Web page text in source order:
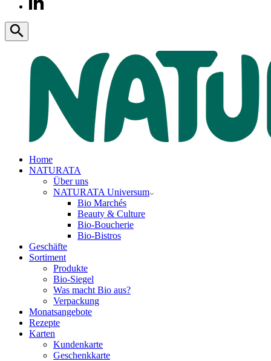
Home
NATURATA
Über uns
NATURATA Universum
Bio Marchés
Beauty & Culture
Bio-Boucherie
Bio-Bistros
Geschäfte
Sortiment
Produkte
Bio-Siegel
Was macht Bio aus?
Verpackung
Monatsangebote
Rezepte
Karten
Kundenkarte
Geschenkkarte